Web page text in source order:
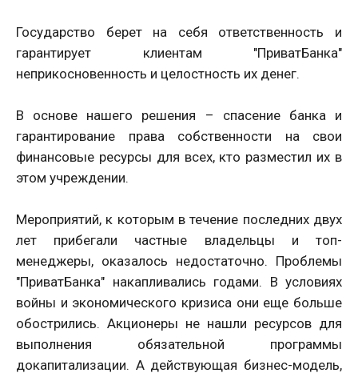
Государство берет на себя ответственность и
гарантирует клиентам "ПриватБанка"
неприкосновенность и целостность их денег.
В основе нашего решения – спасение банка и
гарантирование права собственности на свои
финансовые ресурсы для всех, кто разместил их в
этом учреждении.
Мероприятий, к которым в течение последних двух
лет прибегали частные владельцы и топ-
менеджеры, оказалось недостаточно. Проблемы
"ПриватБанка" накапливались годами. В условиях
войны и экономического кризиса они еще больше
обострились. Акционеры не нашли ресурсов для
выполнения обязательной программы
докапитализации. А действующая бизнес-модель,